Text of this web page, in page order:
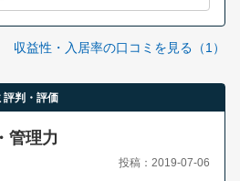
収益性・入居率の口コミを見る（1）
評判・評価
管理力
投稿：2019-07-06